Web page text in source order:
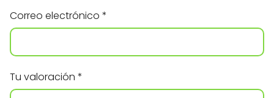
Correo electrónico *
Tu valoración *